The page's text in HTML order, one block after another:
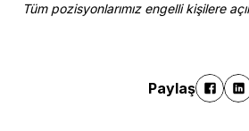
Tüm pozisyonlarımız engelli kişilere
Paylaş